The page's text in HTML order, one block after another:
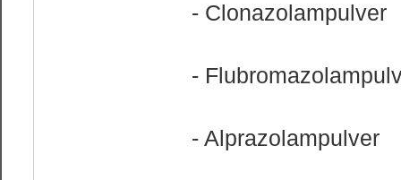
- Clonazolampulver
-
- Alprazolampulver